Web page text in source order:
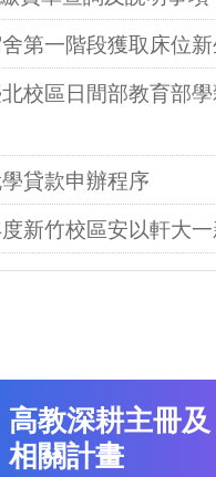
高教深耕主冊及
相關計畫